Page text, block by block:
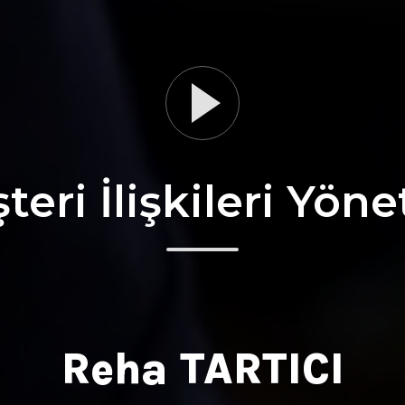
İlişkileri
Reha TARTICI